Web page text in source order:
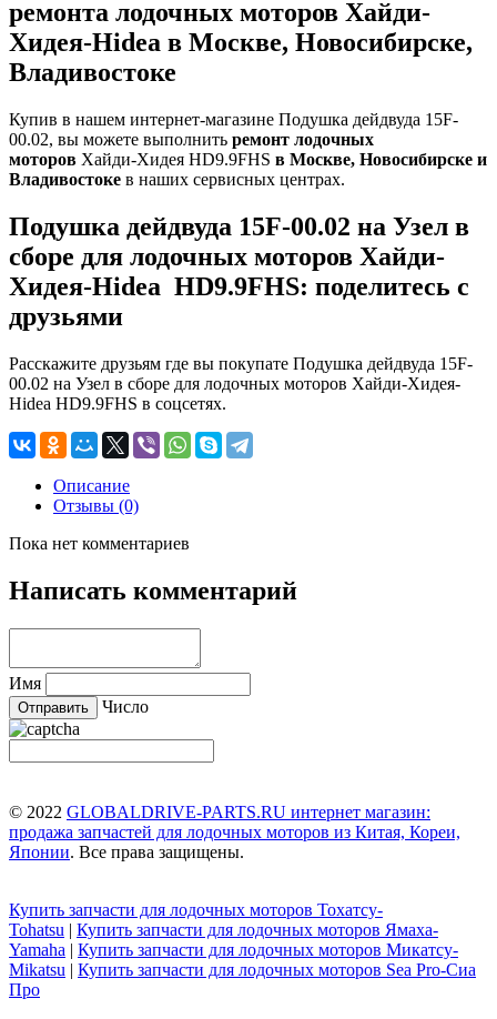
ремонта лодочных моторов Хайди-
Хидея-Hidea в Москве, Новосибирске,
Владивостоке
Купив в нашем интернет-магазине Подушка дейдвуда 15F-
00.02, вы можете выполнить ремонт лодочных
моторов Хайди-Хидея HD9.9FHS в Москве, Новосибирске и
Владивостоке в наших сервисных центрах.
Подушка дейдвуда 15F-00.02 на Узел в
сборе для лодочных моторов Хайди-
Хидея-Hidea HD9.9FHS: поделитесь с
друзьями
Расскажите друзьям где вы покупате Подушка дейдвуда 15F-
00.02 на Узел в сборе для лодочных моторов Хайди-Хидея-
Hidea HD9.9FHS в соцсетях.
Описание
Отзывы (0)
Пока нет комментариев
Написать комментарий
Имя
Число
© 2022 GLOBALDRIVE-PARTS.RU интернет магазин:
продажа запчастей для лодочных моторов из Китая, Кореи,
Японии. Все права защищены.
Купить запчасти для лодочных моторов Тохатсу-
Tohatsu | Купить запчасти для лодочных моторов Ямаха-
Yamaha | Купить запчасти для лодочных моторов Микатсу-
Mikatsu | Купить запчасти для лодочных моторов Sea Pro-Сиа
Про